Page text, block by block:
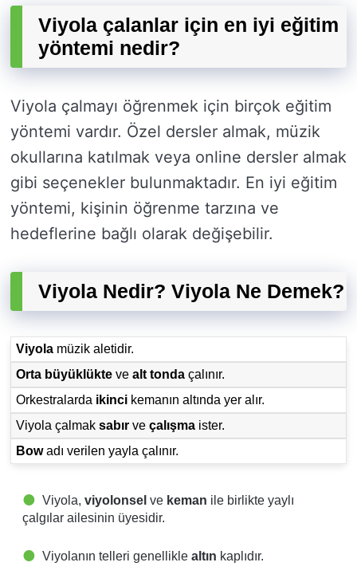
Viyola çalanlar için en iyi eğitim
yöntemi nedir?
Viyola çalmayı öğrenmek için birçok eğitim
yöntemi vardır. Özel dersler almak, müzik
okullarına katılmak veya online dersler almak
gibi seçenekler bulunmaktadır. En iyi eğitim
yöntemi, kişinin öğrenme tarzına ve
hedeflerine bağlı olarak değişebilir.
Viyola Nedir? Viyola Ne Demek?
Viyola müzik aletidir.
Orta büyüklükte vealt tonda çalınır.
Orkestralarda ikinci kemanın altında yer alır.
Viyola çalmaksabır veçalışma ister.
Bowadı verilen yayla çalınır.
Viyola, viyolonsel ve keman ile birlikte yaylı
çalgılar ailesinin üyesidir.
Viyolanın telleri genellikle altın kaplıdır.